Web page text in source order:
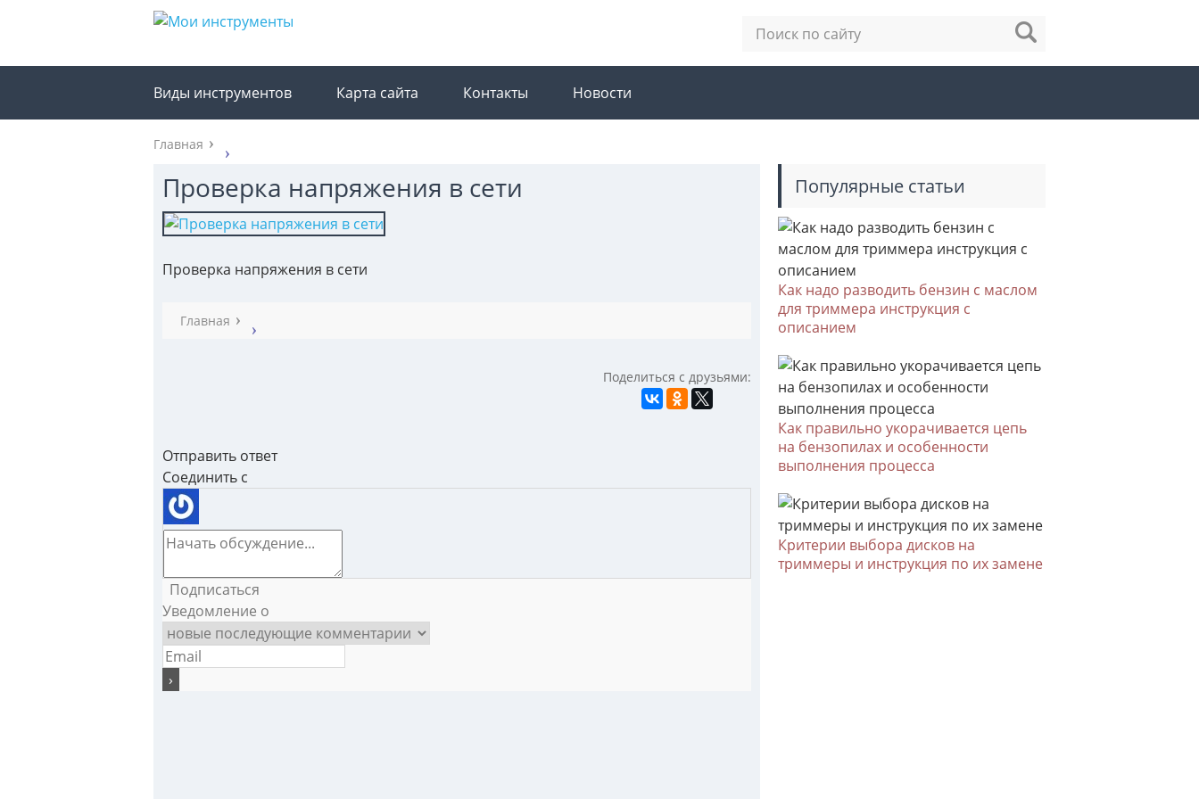
Виды инструментов Карта сайта Контакты Новости
Главная
Проверка напряжения в сети
Проверка напряжения в сети
Главная
Поделиться с друзьями:
Отправить ответ
Соединить с
Подписаться
Уведомление о
Популярные статьи
Как надо разводить бензин с маслом
для триммера инструкция с
описанием
Как правильно укорачивается цепь
на бензопилах и особенности
выполнения процесса
Критерии выбора дисков на
триммеры и инструкция по их замене